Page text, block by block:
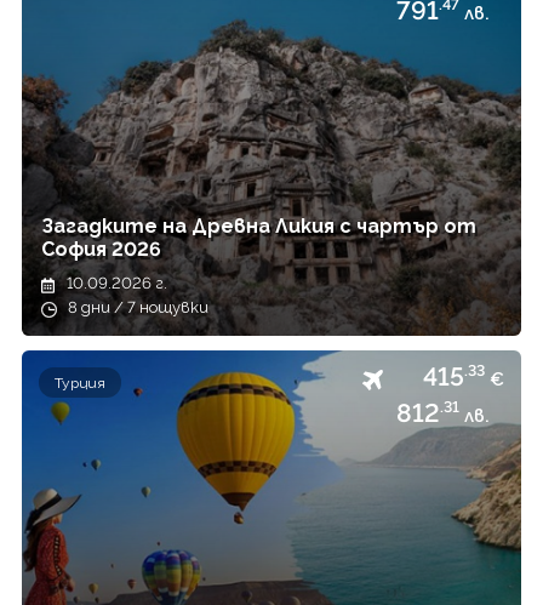
791.47 лв.
Загадките на Древна Ликия с чартър от
София 2026
10.09.2026 г.
8 дни / 7 нощувки
Турция 415.33 €
812.31 лв.